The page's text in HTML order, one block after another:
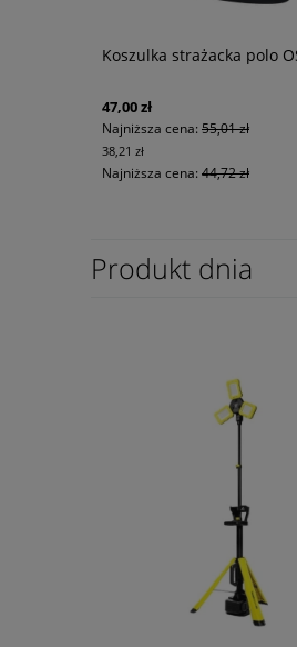
Koszulka strażacka polo
47,00 zł
Najniższa cena: 55,01 zł
38,21 zł
Najniższa cena: 44,72 zł
Produkt dnia